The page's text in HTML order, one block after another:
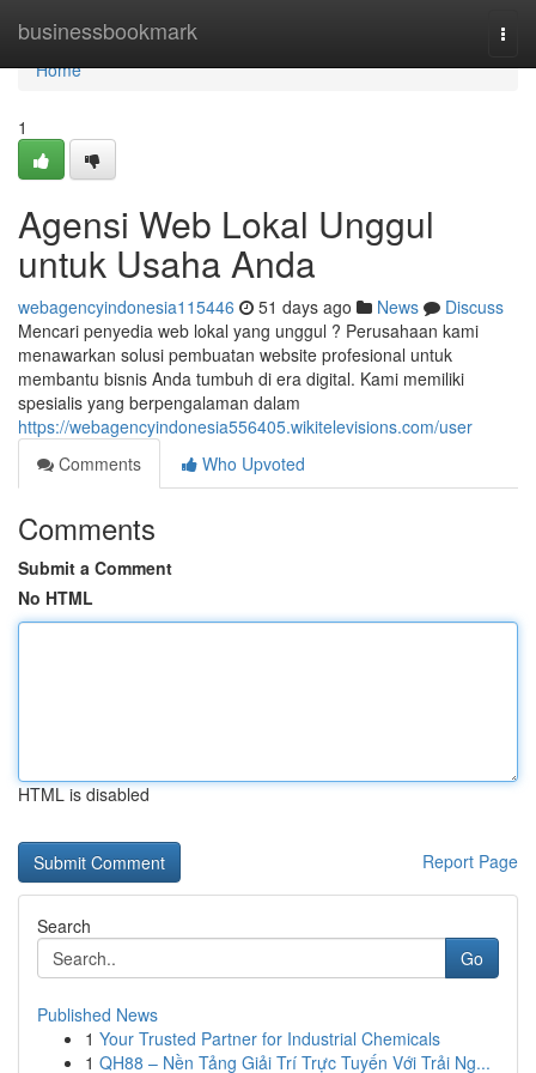
businessbookmark
Home
Home
1
Agensi Web Lokal Unggul
untuk Usaha Anda
webagencyindonesia115446 51 days ago News
Discuss
Mencari penyedia web lokal yang unggul ? Perusahaan kami
menawarkan solusi pembuatan website profesional untuk
membantu bisnis Anda tumbuh di era digital. Kami memiliki
spesialis yang berpengalaman dalam
https://webagencyindonesia556405.wikitelevisions.com/user
Comments
Who Upvoted
Comments
Submit a Comment
No HTML
HTML is disabled
Report Page
Search
Go
Published News
1 Your Trusted Partner for Industrial Chemicals
1 QH88 – Nền Tảng Giải Trí Trực Tuyến Với Trải Ng...